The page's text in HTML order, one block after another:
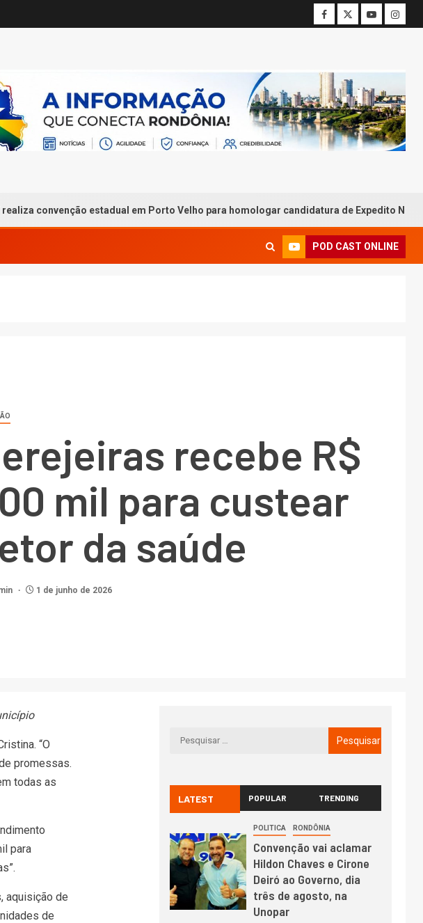
estadual em Porto Velho para homologar candidatura de Expedito Netto ao
POD CAST ONLINE
recebe R$
mil para custear
da saúde
1 de junho de 2026
“O
promessas.
todas as
para
aquisição de
de
LATEST POPULAR TRENDING
POLITICA RONDÔNIA
Convenção vai aclamar
Hildon Chaves e Cirone
Deiró ao Governo, dia
três de agosto, na
Unopar